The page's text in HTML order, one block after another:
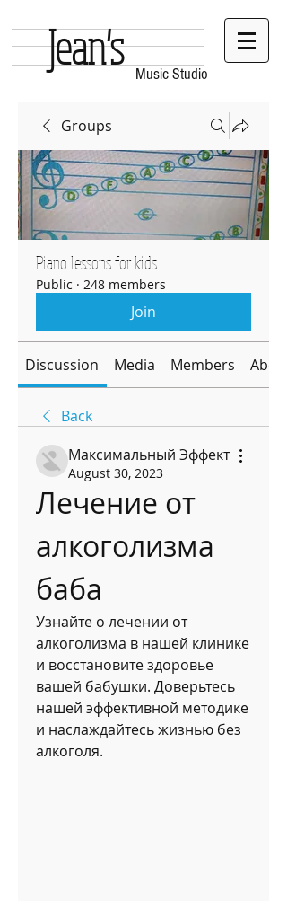
Music Studio
Jean's
Groups
Piano lessons for kids
Public · 248 members
Join
Discussion Media Members About
Back
Максимальный Эффект
August 30, 2023
Лечение от
алкоголизма
баба
Узнайте о лечении от
алкоголизма в нашей клинике
и восстановите здоровье
вашей бабушки. Доверьтесь
нашей эффективной методике
и наслаждайтесь жизнью без
алкоголя.